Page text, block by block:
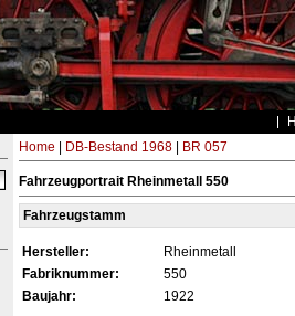
Home DB-Bestand 1968| BR 057
Fahrzeugportrait Rheinmetall 550
Fahrzeugstamm
Hersteller:
Rheinmetall
Fabriknummer:
550
Baujahr:
1922